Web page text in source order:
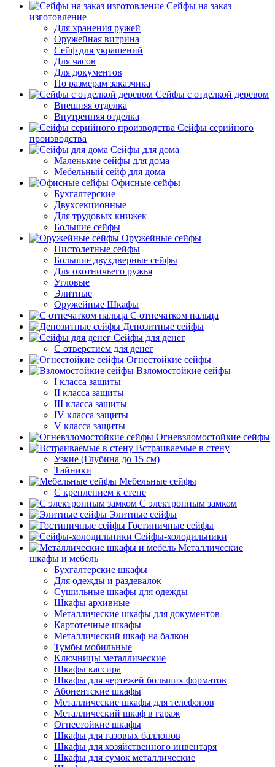
Сейфы на заказ
изготовление
Для хранения ружей
Оружейная витрина
Сейф для украшений
Для часов
Для документов
По размерам заказчика
Сейфы с отделкой деревом
Внешняя отделка
Внутренняя отделка
Сейфы серийного
производства
Сейфы для дома
Маленькие сейфы для дома
Мебельный сейф для дома
Офисные сейфы
Бухгалтерские
Двухсекционные
Для трудовых книжек
Большие сейфы
Оружейные сейфы
Пистолетные сейфы
Большие двухдверные сейфы
Для охотничьего ружья
Угловые
Элитные
Оружейные Шкафы
С отпечатком пальца
Депозитные сейфы
Сейфы для денег
С отверстием для денег
Огнестойкие сейфы
Взломостойкие сейфы
I класса защиты
II класса защиты
III класса защиты
IV класса защиты
V класса защиты
Огневзломостойкие сейфы
Встраиваемые в стену
Узкие (Глубина до 15 см)
Тайники
Мебельные сейфы
С креплением к стене
С электронным замком
Элитные сейфы
Гостиничные сейфы
Сейфы-холодильники
Металлические
шкафы и мебель
Бухгалтерские шкафы
Для одежды и раздевалок
Сушильные шкафы для одежды
Шкафы архивные
Металлические шкафы для документов
Картотечные шкафы
Металлический шкаф на балкон
Тумбы мобильные
Ключницы металлические
Шкафы кассира
Шкафы для чертежей больших форматов
Абонентские шкафы
Металлические шкафы для телефонов
Металлический шкаф в гараж
Огнестойкие шкафы
Шкафы для газовых баллонов
Шкафы для хозяйственного инвентаря
Шкафы для сумок металлические